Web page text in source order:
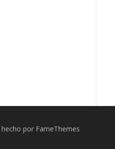
hecho por FameThemes